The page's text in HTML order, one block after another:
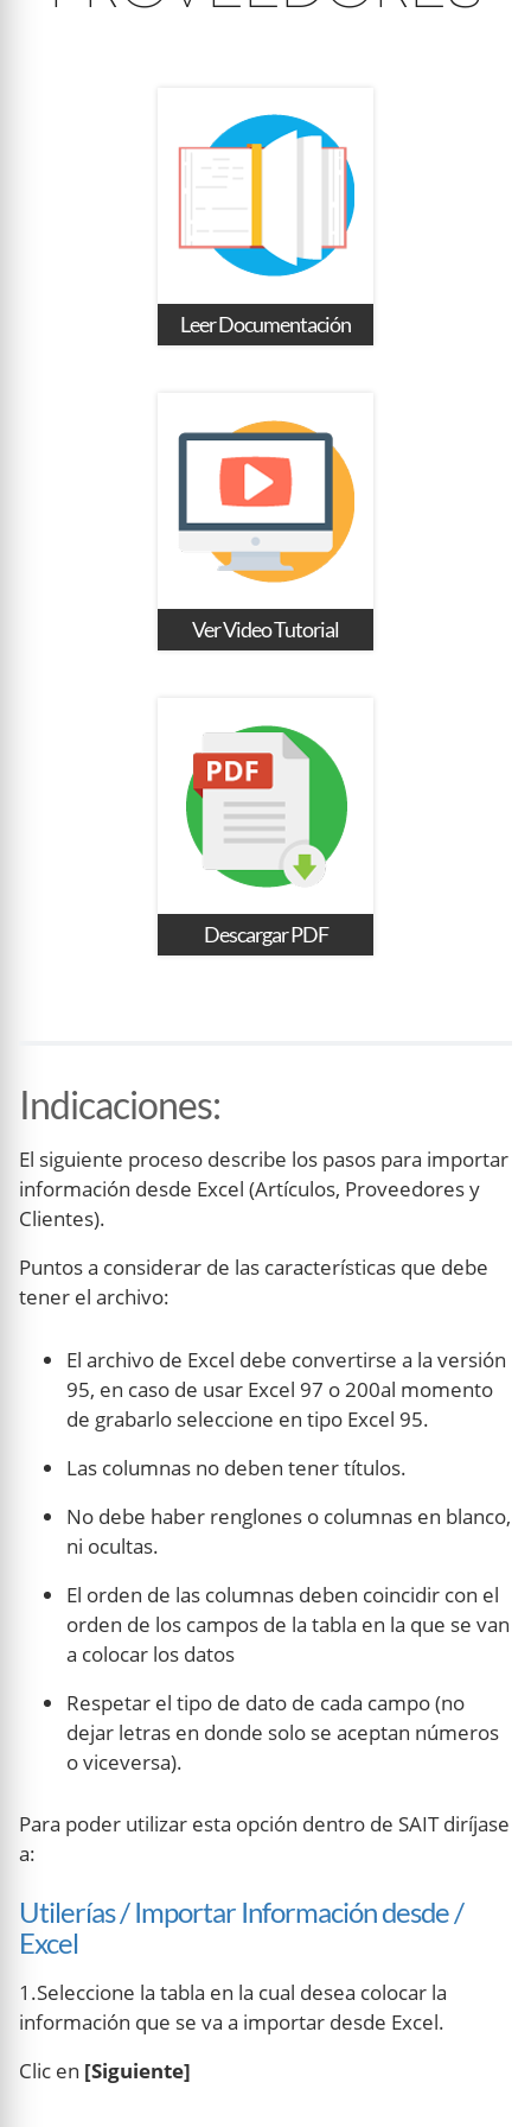
Leer Documentación
Ver Video Tutorial
Descargar PDF
Indicaciones:
El siguiente proceso describe los pasos para importar
información desde Excel (Artículos, Proveedores y
Clientes).
Puntos a considerar de las características que debe
tener el archivo:
El archivo de Excel debe convertirse a la versión
95, en caso de usar Excel 97 o 200al momento
de grabarlo seleccione en tipo Excel 95.
Las columnas no deben tener títulos.
No debe haber renglones o columnas en blanco,
ni ocultas.
El orden de las columnas deben coincidir con el
orden de los campos de la tabla en la que se van
a colocar los datos
Respetar el tipo de dato de cada campo (no
dejar letras en donde solo se aceptan números
o viceversa).
Para poder utilizar esta opción dentro de SAIT diríjase
a:
Utilerías / Importar Información desde /
Excel
1.Seleccione la tabla en la cual desea colocar la
información que se va a importar desde Excel.
Clic en [Siguiente]